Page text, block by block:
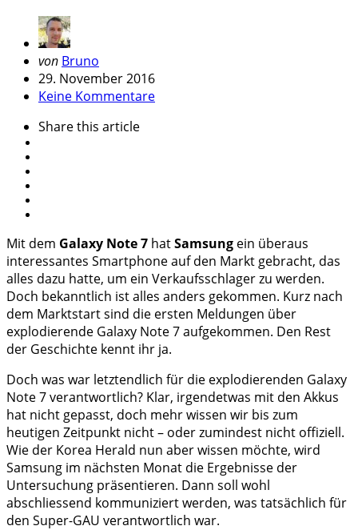
Geschrieben
von
von Bruno
29. November 2016
Keine Kommentare
Sharethis article
Mit dem Galaxy Note 7 hatSamsung ein überaus
interessantes Smartphone auf den Markt gebracht, das
alles dazu hatte, um ein Verkaufsschlager zu werden.
Doch bekanntlich ist alles anders gekommen. Kurz nach
dem Marktstart sind die ersten Meldungen über
explodierende Galaxy Note 7 aufgekommen. Den Rest
der Geschichte kennt ihr ja.
Doch was war letztendlich für die explodierenden Galaxy
Note 7 verantwortlich? Klar, irgendetwas mit den Akkus
hat nicht gepasst, doch mehr wissen wir bis zum
heutigen Zeitpunkt nicht – oder zumindest nicht offiziell.
Wie der Korea Herald nun aber wissen möchte, wird
Samsung im nächsten Monat die Ergebnisse der
Untersuchung präsentieren. Dann soll wohl
abschliessend kommuniziert werden, was tatsächlich für
den Super-GAU verantwortlich war.